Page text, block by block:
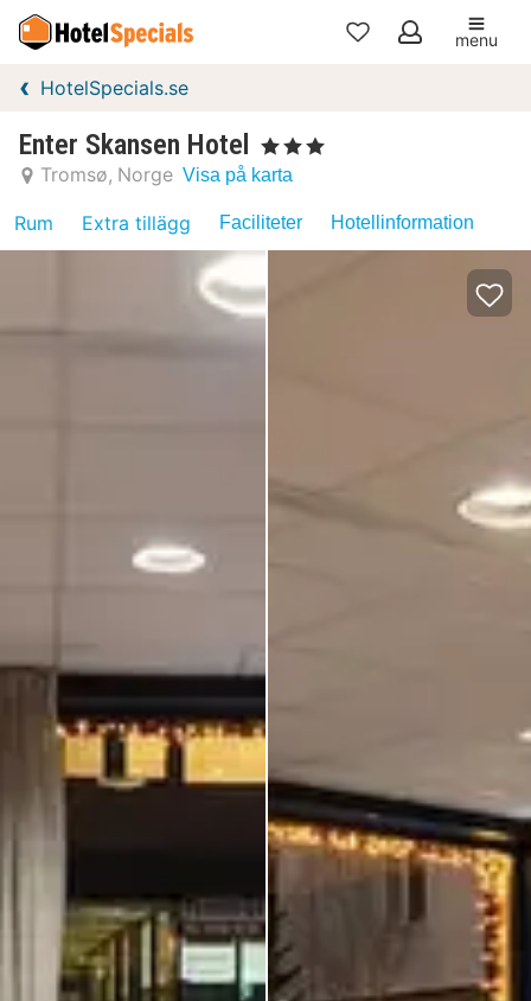
Mina
menu
HotelSpecials.se
Enter Skansen Hotel , 3 Stjärnor
Tromsø Norge Visa på karta
Rum Extra tillägg Faciliteter Hotellinformation